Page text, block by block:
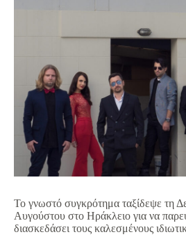
Το γνωστό συγκρότημα ταξίδεψε τη
Αυγούστου στο Ηράκλειο για να
διασκεδάσει τους καλεσμένους